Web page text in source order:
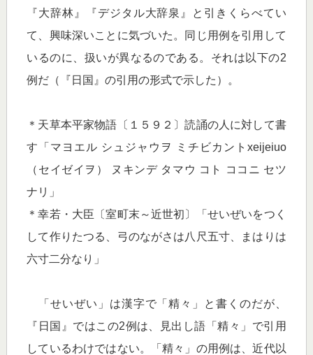
『大辞林』『デジタル大辞泉』と引きくらべてい
て、興味深いことに気づいた。同じ用例を引用して
いるのに、扱いが異なるのである。それは以下の2
例だ（『日国』の引用の形式で示した）。
＊天草本平家物語〔１５９２〕読誦の人に対して書
す「マヨエル シュジャウヲ ミチビカントxeijeiuo
（セイゼイヲ） ヌキンデ タマウ コト ココニ セツ
ナリ」
＊幸若・大臣〔室町末～近世初〕「せいぜいをつく
して作りたつる、弓のながさは八尺五寸、まはりは
六寸二分なり」
「せいぜい」は漢字で「精々」と書くのだが、
『日国』ではこの2例は、見出し語「精々」で引用
しているわけではない。「精々」の用例は、近代以